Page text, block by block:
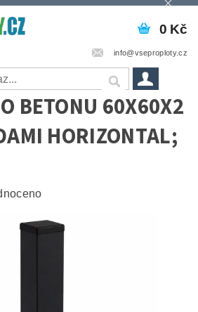
info@vseproploty.cz
0 Kč
BETONU 60X60X2
HORIZONTAL;